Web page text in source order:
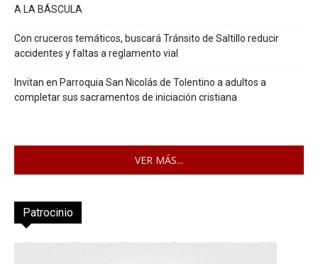
A LA BÁSCULA
Con cruceros temáticos, buscará Tránsito de Saltillo reducir
accidentes y faltas a reglamento vial
Invitan en Parroquia San Nicolás de Tolentino a adultos a
completar sus sacramentos de iniciación cristiana
VER MÁS...
Patrocinio